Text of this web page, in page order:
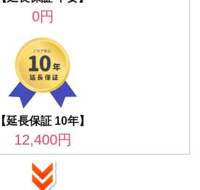
0円
【延長保証 10年】
12,400円